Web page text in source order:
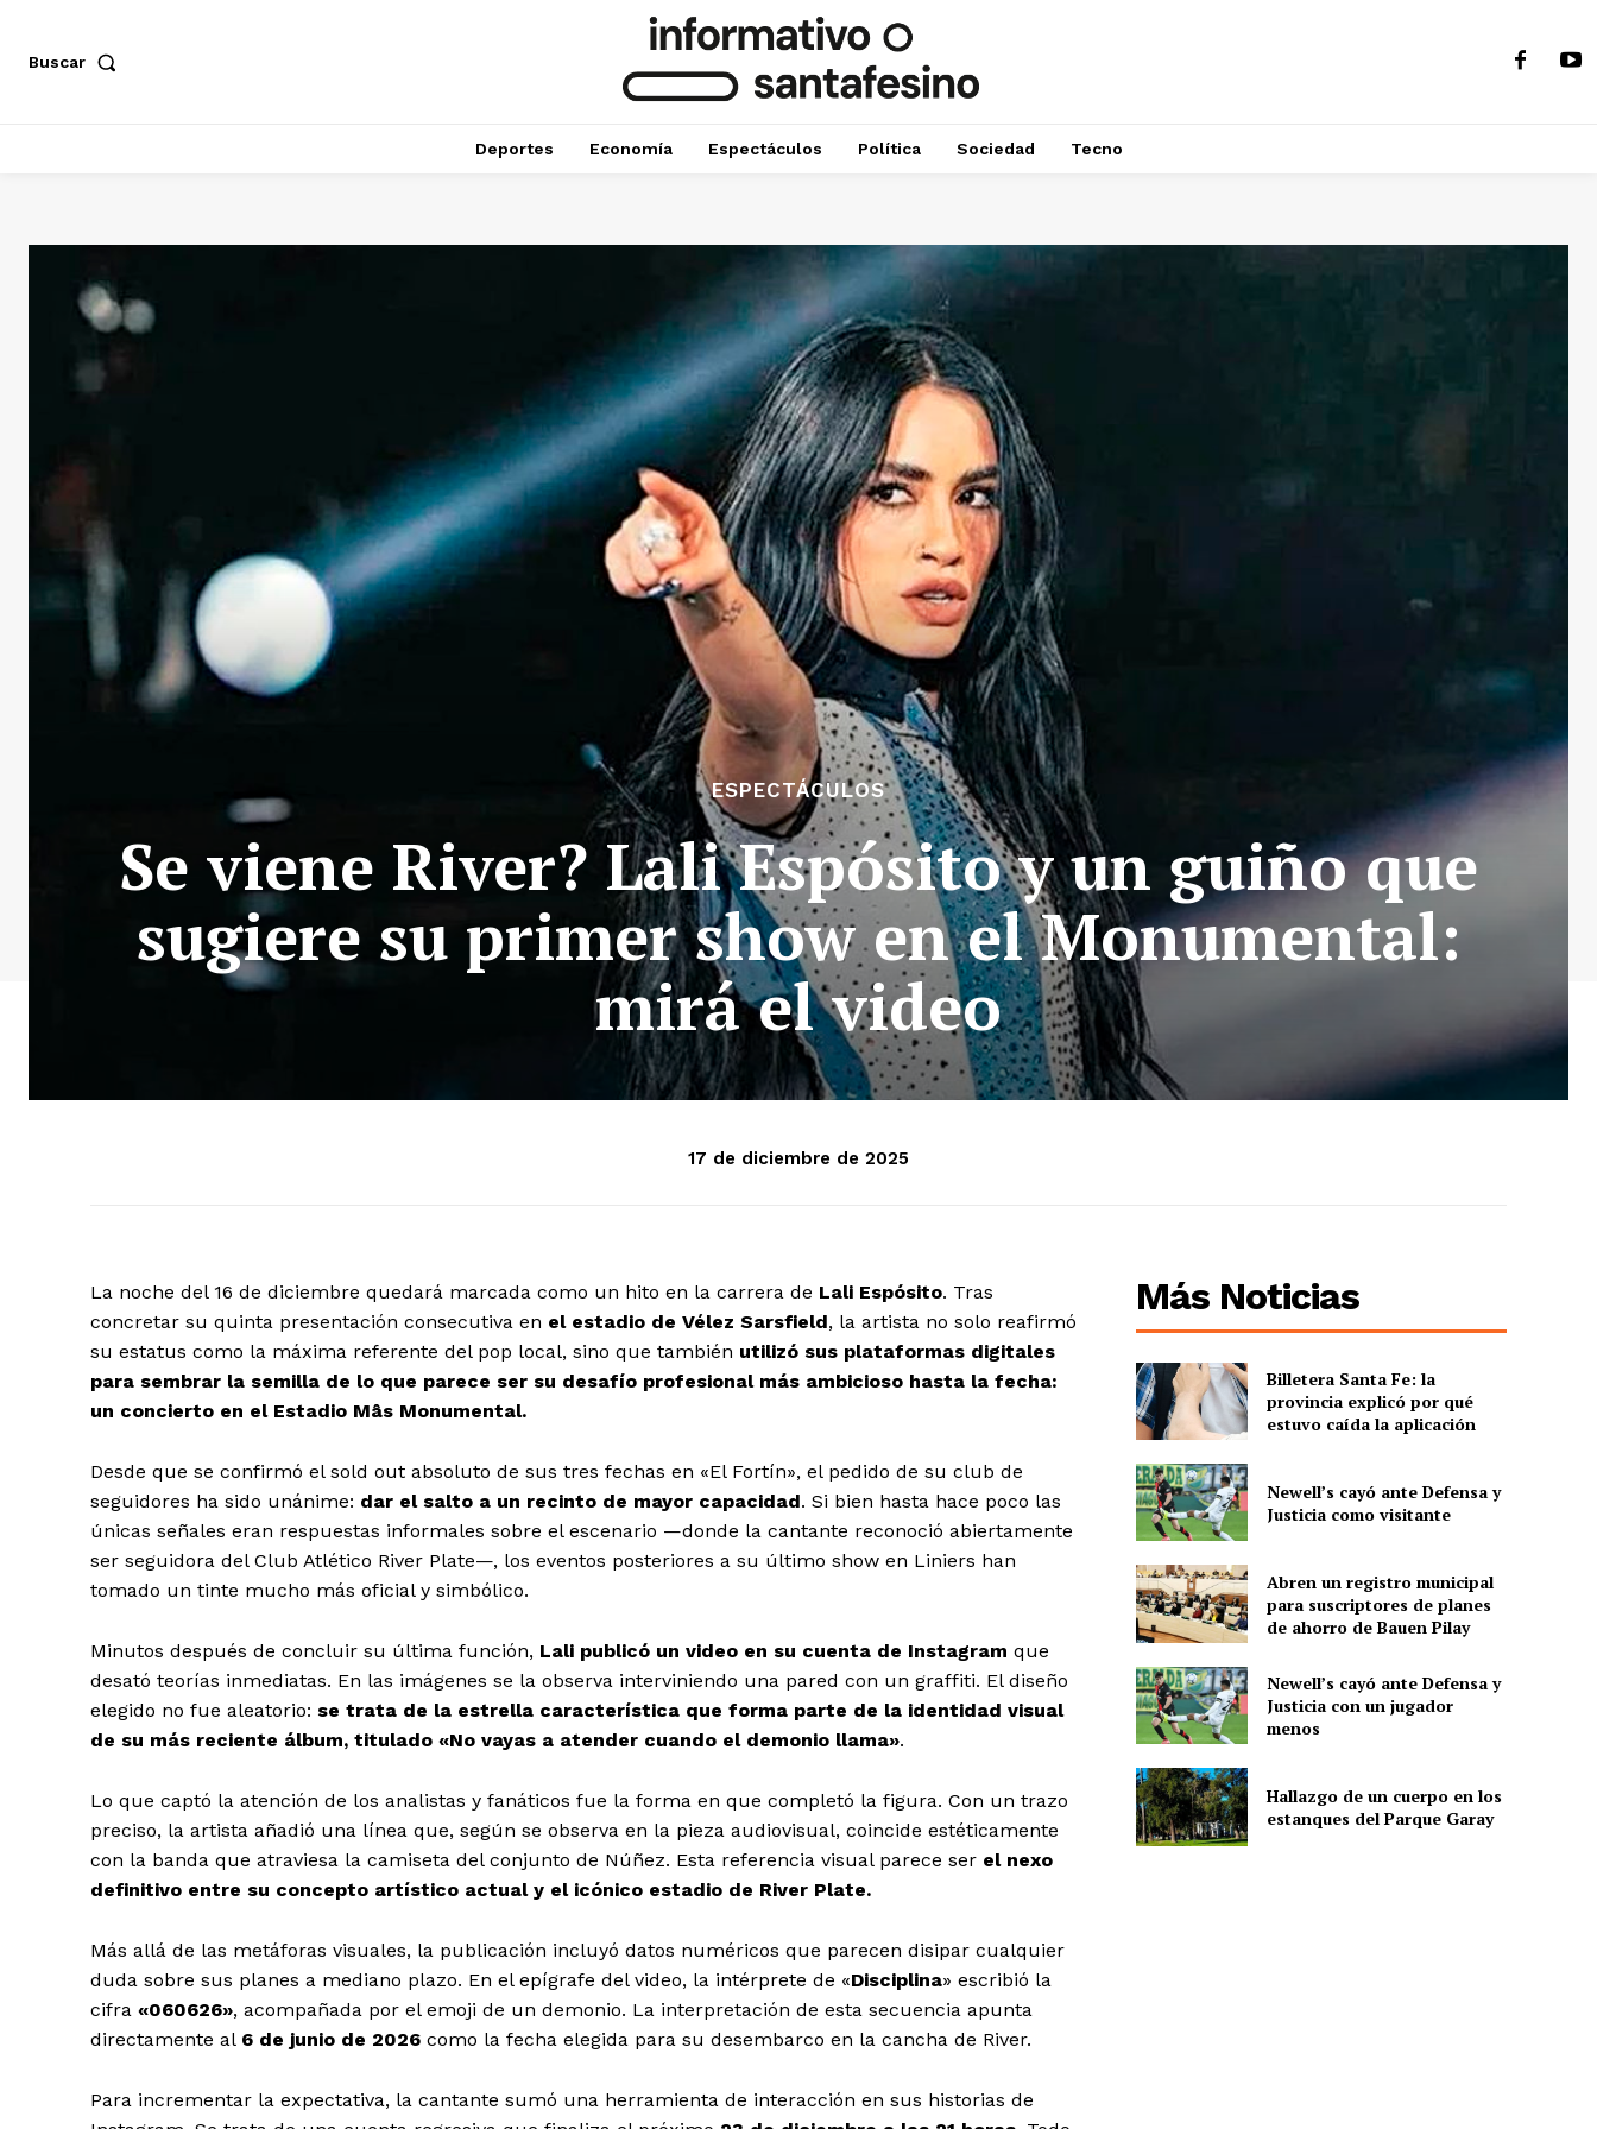
Buscar
Deportes Economía Espectáculos Política Sociedad Tecno
ESPECTÁCULOS
Se viene River? Lali Espósito y un guiño que
sugiere su primer show en el Monumental:
mirá el video
17 de diciembre de 2025
La noche del 16 de diciembre quedará marcada como un hito en la carrera de Lali Espósito. Tras
concretar su quinta presentación consecutiva en el estadio de Vélez Sarsfield, la artista no solo reafirmó
su estatus como la máxima referente del pop local, sino que también utilizó sus plataformas digitales
para sembrar la semilla de lo que parece ser su desafío profesional más ambicioso hasta la fecha:
un concierto en el Estadio Mâs Monumental.
Desde que se confirmó el sold out absoluto de sus tres fechas en «El Fortín», el pedido de su club de
seguidores ha sido unánime: dar el salto a un recinto de mayor capacidad. Si bien hasta hace poco las
únicas señales eran respuestas informales sobre el escenario —donde la cantante reconoció abiertamente
ser seguidora del Club Atlético River Plate—, los eventos posteriores a su último show en Liniers han
tomado un tinte mucho más oficial y simbólico.
Minutos después de concluir su última función, Lali publicó un video en su cuenta de Instagram que
desató teorías inmediatas. En las imágenes se la observa interviniendo una pared con un graffiti. El diseño
elegido no fue aleatorio: se trata de la estrella característica que forma parte de la identidad visual
de su más reciente álbum, titulado «No vayas a atender cuando el demonio llama».
Lo que captó la atención de los analistas y fanáticos fue la forma en que completó la figura. Con un trazo
preciso, la artista añadió una línea que, según se observa en la pieza audiovisual, coincide estéticamente
con la banda que atraviesa la camiseta del conjunto de Núñez. Esta referencia visual parece ser el nexo
definitivo entre su concepto artístico actual y el icónico estadio de River Plate.
Más allá de las metáforas visuales, la publicación incluyó datos numéricos que parecen disipar cualquier
duda sobre sus planes a mediano plazo. En el epígrafe del video, la intérprete de «Disciplina» escribió la
cifra «060626», acompañada por el emoji de un demonio. La interpretación de esta secuencia apunta
directamente al 6 de junio de 2026 como la fecha elegida para su desembarco en la cancha de River.
Para incrementar la expectativa, la cantante sumó una herramienta de interacción en sus historias de
Más Noticias
Billetera Santa Fe: la
provincia explicó por qué
estuvo caída la aplicación
Newell’s cayó ante Defensa y
Justicia como visitante
Abren un registro municipal
para suscriptores de planes
de ahorro de Bauen Pilay
Newell’s cayó ante Defensa y
Justicia con un jugador
menos
Hallazgo de un cuerpo en los
estanques del Parque Garay